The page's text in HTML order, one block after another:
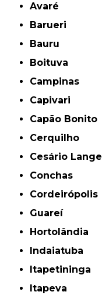
Avaré
Barueri
Bauru
Boituva
Campinas
Capivari
Capão Bonito
Cerquilho
Cesário Lange
Conchas
Cordeirópolis
Guareí
Hortolândia
Indaiatuba
Itapetininga
Itapeva